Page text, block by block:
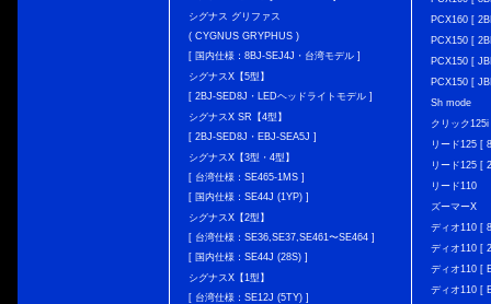
シグナス グリファス
( CYGNUS GRYPHUS )
[ 国内仕様：8BJ-SEJ4J・台湾モデル ]
シグナスX【5型】
[ 2BJ-SED8J・LEDヘッドライトモデル ]
シグナスX SR【4型】
[ 2BJ-SED8J・EBJ-SEA5J ]
シグナスX【3型・4型】
[ 台湾仕様：SE465-1MS ]
[ 国内仕様：SE44J (1YP) ]
シグナスX【2型】
[ 台湾仕様：SE36,SE37,SE461〜SE464 ]
[ 国内仕様：SE44J (28S) ]
シグナスX【1型】
[ 台湾仕様：SE12J (5TY) ]
PCX160 [
PCX150 [
PCX150 [
PCX150 [
Sh mode
クリック
リード125 [
リード125 [
リード110
ズーマーX
ディオ110 [
ディオ110 [
ディオ110 [
ディオ110 [